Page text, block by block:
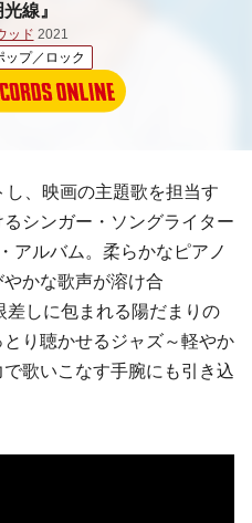
光線』
ッド 2021
ップ／ロック
、映画の主題歌を担当す
シンガー・ソングライター
アルバム。柔らかなピアノ
かな歌声が溶け合
差しに包まれる陽だまりの
り聴かせるジャズ～軽やか
歌いこなす手腕にも引き込